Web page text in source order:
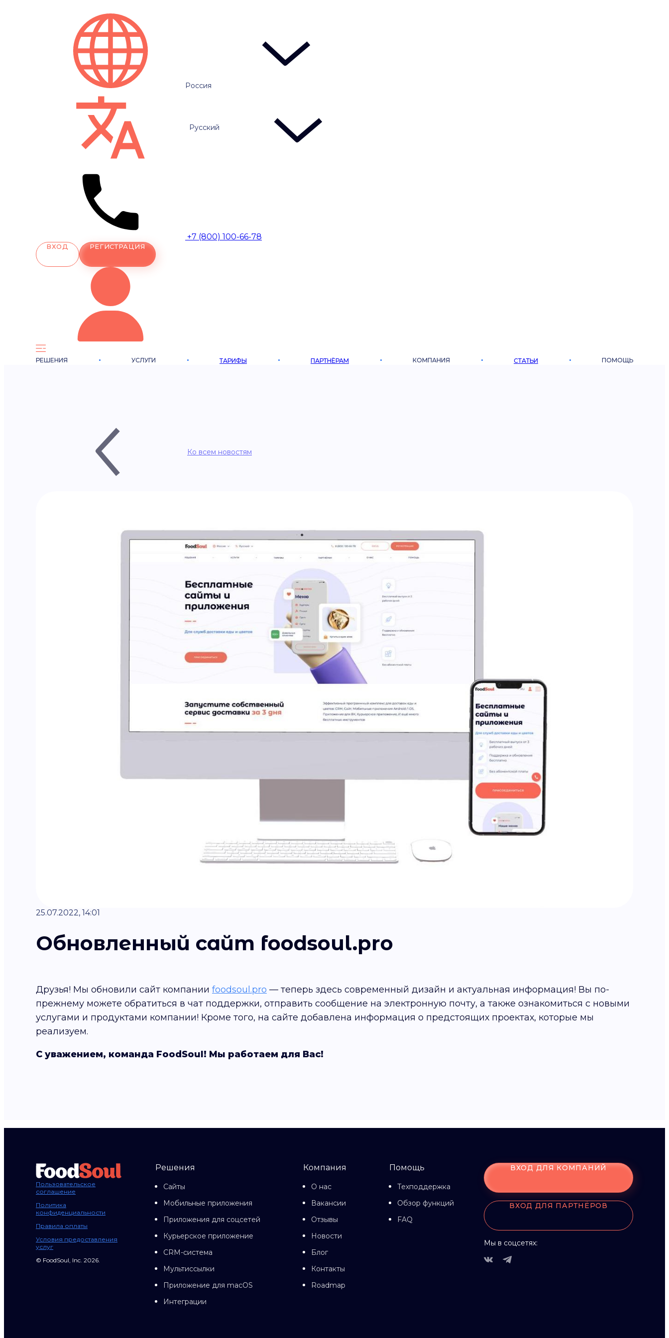
Россия
Русский
+7 (800) 100-66-78
ВХОД РЕГИСТРАЦИЯ
РЕШЕНИЯ УСЛУГИ ТАРИФЫ ПАРТНЁРАМ КОМПАНИЯ СТАТЬИ ПОМОЩЬ
Ко всем новостям
25.07.2022, 14:01
Обновленный сайт foodsoul.pro
Друзья! Мы обновили сайт компании foodsoul.pro — теперь здесь современный дизайн и актуальная информация! Вы по-
прежнему можете обратиться в чат поддержки, отправить сообщение на электронную почту, а также ознакомиться с новыми
услугами и продуктами компании! Кроме того, на сайте добавлена информация о предстоящих проектах, которые мы
реализуем.
С уважением, команда FoodSoul! Мы работаем для Вас!
Пользовательское
соглашение
Политика
конфиденциальности
Правила оплаты
Условия предоставления
услуг
© FoodSoul, Inc. 2026.
Решения
Сайты
Мобильные приложения
Приложения для соцсетей
Курьерское приложение
CRM-система
Мультиссылки
Приложение для macOS
Интеграции
Компания
О нас
Вакансии
Отзывы
Новости
Блог
Контакты
Roadmap
Помощь
Техподдержка
Обзор функций
FAQ
ВХОД ДЛЯ КОМПАНИЙ
ВХОД ДЛЯ ПАРТНЁРОВ
Мы в соцсетях: